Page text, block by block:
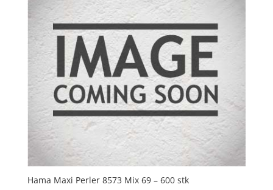
kr. 89,00.kr. 75,00.
Hama Maxi Perler 8573 Mix 69 – 600 stk